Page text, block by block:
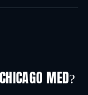
MED?